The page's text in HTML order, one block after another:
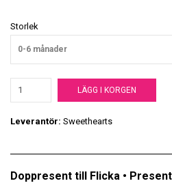
Storlek
0-6 månader
LÄGG I KORGEN
Leverantör: Sweethearts
Doppresent till Flicka •